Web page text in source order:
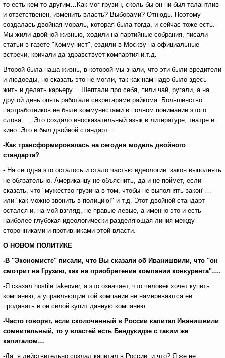
то есть кем то другим…Как мог грузин, сколь бы он ни был талантлив
и ответственен, изменить власть? Выборами? Отнюдь. Поэтому
создалась двойная мораль, которая была тогда, и сейчас тоже есть.
Мы жили двойной жизнью, ходили на партийные собрания, писали
статьи в газете "Коммунист", ездили в Москву на официальные
встречи, кричали да здравствует компартия и.т.д.
Второй была наша жизнь, в которой мы знали, что эти были вредители
и людоеды, но сказать это не могли, так как нам надо было здесь
жить и делать карьеру… Шептали про себя, пили чай, ругали, а на
другой день опять работали секретарями райкома. Большинство
партработников не были коммунистами в полном понимании этого
слова. … Это создало иносказательный язык в литературе, театре и
кино. Это и был двойной стандарт…
-Как трансформировалась на сегодня модель двойного
стандарта?
- На сегодня это осталось и стало частью идеологии: закон выполнять
не обязательно. Американцу не объяснить, да и не поймет, если
сказать, что "мужество грузина в том, чтобы не выполнять закон"…
или "как можно звонить в полицию!" и т.д. Этот двойной стандарт
остался и, на мой взгляд, не правые-левые, а именно это и есть
наиболее глубокая идеологически разделяющая линия между
сторонниками и противниками этой власти.
О НОВОМ ПОЛИТИКЕ
-В "Экономисте" писали, что Вы сказали об Иванишвили, что "он
смотрит на Грузию, как на приобретение компании конкурента"….
-Я сказал hostile takeover, а это означает, что человек хочет купить
компанию, а управляющие той компании не намереваются ее
продавать и он силой купит данную компанию…
-Часто говорят, если сколоченный в России капитал Иванишвили
сомнительный, то у властей есть Бендукидзе с таким же
капиталом…
-Да, я действительно создал капитал в России, и что? Я же не